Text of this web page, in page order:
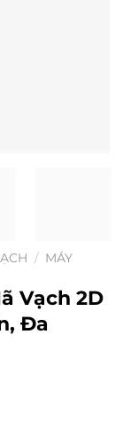
/ MÁY
Vạch 2D
Đa